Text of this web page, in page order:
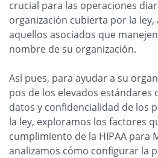
crucial para las operaciones
organización cubierta por la ley,
aquellos asociados que
nombre de su organización.
Así pues, para ayudar a su
pos de los elevados estándares
datos y confidencialidad de los
la ley, exploramos los factores
cumplimiento de la HIPAA para
analizamos cómo configurar la